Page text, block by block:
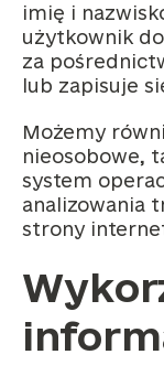
imię i
użytkownik
za
lub zapisuje
Możemy
nieosobowe,
system
analizowania
strony